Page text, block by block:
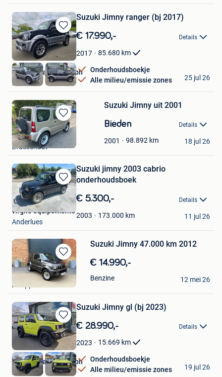
Bewaren
in
Mijn
Favorieten
Suzuki Jimny ranger (bj 2017)
€ 17.990,- Details
2017 85.680 km
Onderhoudsboekje
Alle milieu/emissie zones
Quality Plattes Pgmbh
Recht
25 jul 26
Bewaren
in
Mijn
Favorieten
Suzuki Jimny uit 2001
Bieden Details
2001 98.892 km
kriem
Brasschaat
18 jul 26
Bewaren
in
Mijn
Favorieten
Suzuki jimny 2003 cabrio
onderhoudsboek
€ 5.300,- Details
2003 173.000 km
virgile equipements
Anderlues
11 jul 26
Bewaren
in
Mijn
Favorieten
Suzuki Jimny 47.000 km 2012
€ 14.990,-
Benzine
Corentin
Philippeville
12 mei 26
Bewaren
in
Mijn
Favorieten
Suzuki Jimny gl (bj 2023)
€ 28.990,- Details
2023 15.669 km
Onderhoudsboekje
Alle milieu/emissie zones
Quality Plattes Pgmbh
Recht
19 jul 26